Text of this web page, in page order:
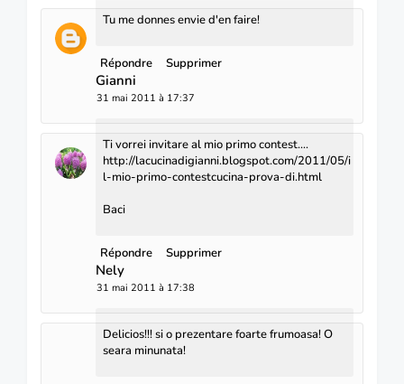
Tu me donnes envie d'en faire!
Répondre Supprimer
Gianni
31 mai 2011 à 17:37
Ti vorrei invitare al mio primo contest....
http://lacucinadigianni.blogspot.com/2011/05/i
l-mio-primo-contestcucina-prova-di.html
Baci
Répondre Supprimer
Nely
31 mai 2011 à 17:38
Delicios!!! si o prezentare foarte frumoasa! O
seara minunata!